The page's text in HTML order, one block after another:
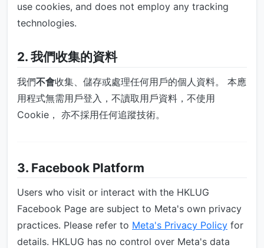
use cookies, and does not employ any tracking
technologies.
2. 我們收集的資料
我們不會收集、儲存或處理任何用戶的個人資料。 本應
用程式無需用戶登入，不讀取用戶資料，不使用
Cookie， 亦不採用任何追蹤技術。
3. Facebook Platform
Users who visit or interact with the HKLUG
Facebook Page are subject to Meta's own privacy
practices. Please refer to Meta's Privacy Policy for
details. HKLUG has no control over Meta's data